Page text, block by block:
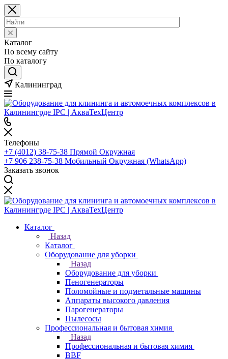
Каталог
По всему сайту
По каталогу
Калининград
Телефоны
+7 (4012) 38-75-38 Прямой Окружная
+7 906 238-75-38 Мобильный Окружная (WhatsApp)
Заказать звонок
Каталог
Назад
Каталог
Оборудование для уборки
Назад
Оборудование для уборки
Пеногенераторы
Поломойные и подметальные машины
Аппараты высокого давления
Парогенераторы
Пылесосы
Профессиональная и бытовая химия
Назад
Профессиональная и бытовая химия
BBF